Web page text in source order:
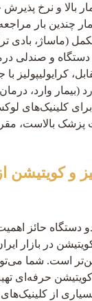
بالا و نرخ
چندین بار
بادی
و صندلی
کرایولیپولیز
(بیمار وارد،
برای کلینیک‌های
بالاست،
و کویتیشن
دستگاه حائز
در بازار
است. شما
حرفه‌ای
از